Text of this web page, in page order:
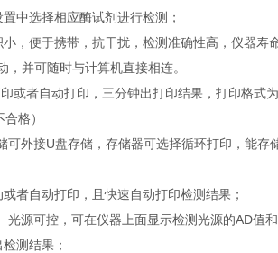
中选择相应酶试剂进行检测；
，便于携带，抗干扰，检测准确性高，仪器寿命
并可随时与计算机直接相连。
或者自动打印，三分钟出打印结果，打印格式
格）
外接U盘存储，存储器可选择循环打印，能
者自动打印，且快速自动打印检测结果；
源可控，可在仪器上面显示检测光源的AD值
测结果；